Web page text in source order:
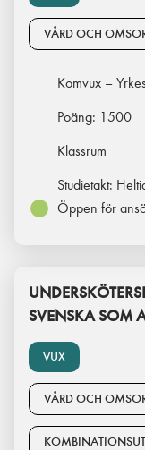
VÅRD OCH
Komvux –
Poäng: 1500
Klassrum
Studietakt:
Öppen för
VUX
SVENSKA SOM
VÅRD OCH